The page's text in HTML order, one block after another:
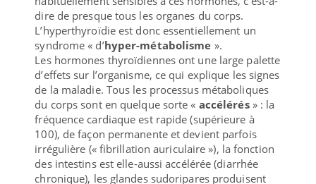
dire de presque tous les organes du corps.
L’hyperthyroïdie est donc essentiellement un
syndrome « d’hyper-métabolisme ».
Les hormones thyroïdiennes ont une large palette
d’effets sur l’organisme, ce qui explique les signes
de la maladie. Tous les processus métaboliques
du corps sont en quelque sorte « accélérés » : la
fréquence cardiaque est rapide (supérieure à
100), de façon permanente et devient parfois
irrégulière (« fibrillation auriculaire »), la fonction
des intestins est elle-aussi accélérée (diarrhée
chronique), les glandes sudoripares produisent